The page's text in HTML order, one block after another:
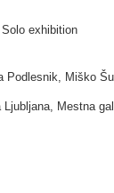
exhibition
Podlesnik, Miško
Mestna